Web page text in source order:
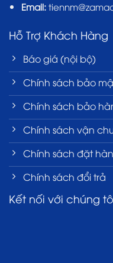
Email:
Hỗ Trợ Khách Hàng
Báo giá (nội bộ)
Chính sách bảo
Chính sách bảo
Chính sách vận
Chính sách đặt
Chính sách đổi trả
Kết nối với chúng